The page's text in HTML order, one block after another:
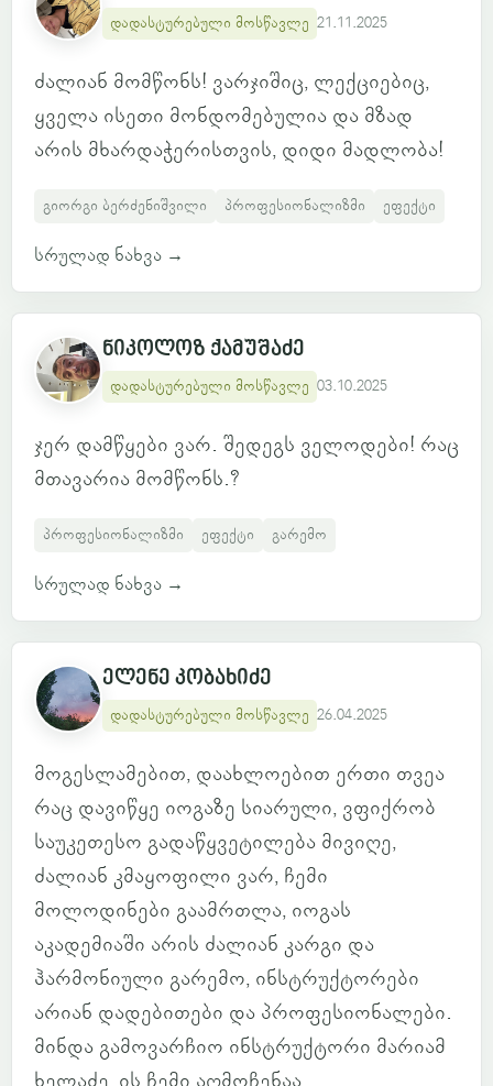
დადასტურებული მოსწავლე 21.11.2025
ძალიან მომწონს! ვარჯიშიც, ლექციებიც,
ყველა ისეთი მონდომებულია და მზად
არის მხარდაჭერისთვის, დიდი მადლობა!
გიორგი ბერძენიშვილი პროფესიონალიზმი ეფექტი
სრულად ნახვა →
ნიკოლოზ ქამუშაძე
დადასტურებული მოსწავლე 03.10.2025
ჯერ დამწყები ვარ. შედეგს ველოდები! რაც
მთავარია მომწონს.?
პროფესიონალიზმი ეფექტი გარემო
სრულად ნახვა →
ელენე კობახიძე
დადასტურებული მოსწავლე 26.04.2025
მოგესლამებით, დაახლოებით ერთი თვეა
რაც დავიწყე იოგაზე სიარული, ვფიქრობ
საუკეთესო გადაწყვეტილება მივიღე,
ძალიან კმაყოფილი ვარ, ჩემი
მოლოდინები გაამრთლა, იოგას
აკადემიაში არის ძალიან კარგი და
ჰარმონიული გარემო, ინსტრუქტორები
არიან დადებითები და პროფესიონალები.
მინდა გამოვარჩიო ინსტრუქტორი მარიამ